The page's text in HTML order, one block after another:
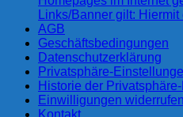
Links/Banner gilt:
AGB
Geschäftsbedingungen
Datenschutzerklärung
Privatsphäre-
Historie der
Einwilligungen widerrufen
Kontakt